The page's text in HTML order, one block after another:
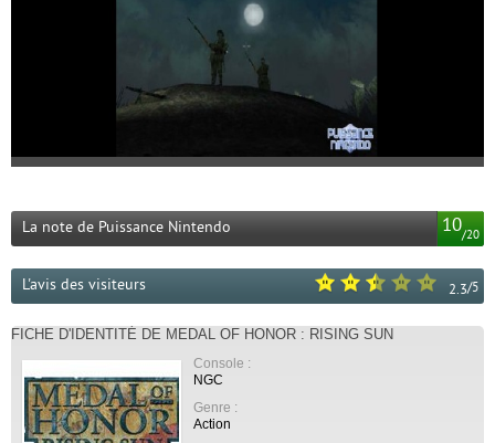
10/20
La note de Puissance Nintendo
2.3/5
L'avis des visiteurs
FICHE D'IDENTITÉ DE MEDAL OF HONOR : RISING SUN
Console :
NGC
Genre :
Action